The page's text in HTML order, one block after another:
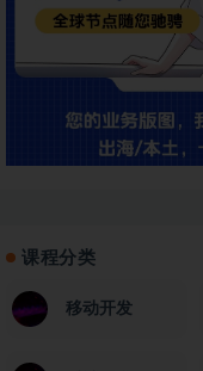
课程分类
移动开发